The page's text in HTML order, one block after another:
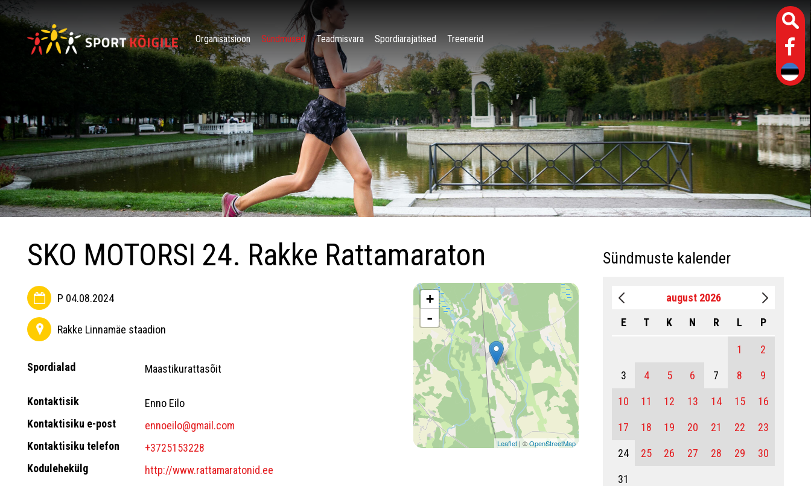
Organisatsioon Sündmused Teadmisvara Spordiarajatised Treenerid
SKO MOTORSI 24. Rakke Rattamaraton
P 04.08.2024
Rakke Linnamäe staadion
Spordialad Maastikurattasõit
Kontaktisik
Enno Eilo
Kontaktisiku e-post
ennoeilo@gmail.com
Kontaktisiku telefon
+3725153228
Kodulehekülg
http://www.rattamaratonid.ee
+
-
Leaflet | ©OpenStreetMap
Sündmuste kalender
august 2026
E
T K N R L P
1 2
3 4 5 6 7 8 9
10 11 12 13 14 15 16
17 18 19 20 21 22 23
24 25 26 27 28 29 30
31